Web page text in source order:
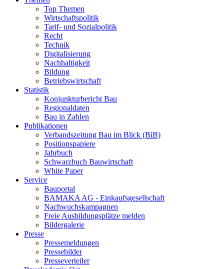
Top Themen
Wirtschaftspolitik
Tarif- und Sozialpolitik
Recht
Technik
Digitalisierung
Nachhaltigkeit
Bildung
Betriebswirtschaft
Statistik
Konjunkturbericht Bau
Regionaldaten
Bau in Zahlen
Publikationen
Verbandszeitung Bau im Blick (BiB)
Positionspapiere
Jahrbuch
Schwarzbuch Bauwirtschaft
White Paper
Service
Bauportal
BAMAKA AG - Einkaufsgesellschaft
Nachwuchskampagnen
Freie Ausbildungsplätze melden
Bildergalerie
Presse
Pressemeldungen
Pressebilder
Presseverteiler